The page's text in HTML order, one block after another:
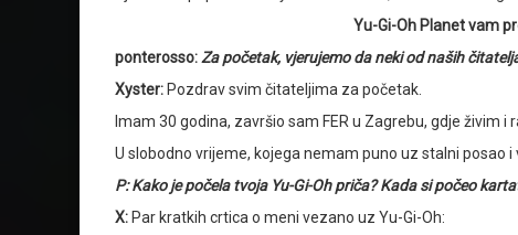
Yu-Gi-Oh Planet vam
ponterosso: Za početak, vjerujemo da neki od naših
Xyster: Pozdrav svim čitateljima za početak.
Imam 30 godina, završio sam FER u Zagrebu, gdje živim i
U slobodno vrijeme, kojega nemam puno uz stalni posao
P: Kako je počela tvoja Yu-Gi-Oh priča? Kada si počeo
X: Par kratkih crtica o meni vezano uz Yu-Gi-Oh: